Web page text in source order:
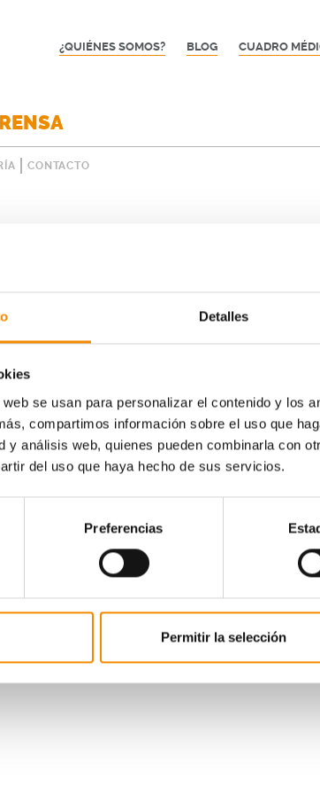
Detalles
se usan para personalizar el contenido y los
compartimos información sobre el uso que
y análisis web, quienes pueden combinarla con
del uso que haya hecho de sus servicios.
Preferencias
Permitir la selección
¿QUIÉNES SOMOS? BLOG CUADRO
CONTACTO
El ganador del viaje podrá
documentos adjuntos se